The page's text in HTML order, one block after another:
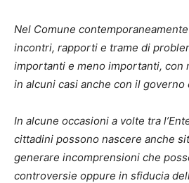
Nel Comune
incontri, rapporti e trame di
importanti e meno importanti, con
in alcuni casi anche con il governo
In alcune occasioni a volte tra
cittadini possono nascere anche
generare incomprensioni che
controversie oppure in sfiducia